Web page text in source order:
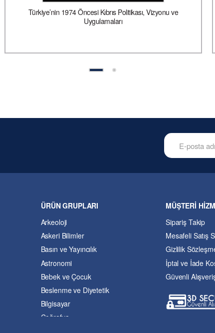
Türkiye’nin 1974 Öncesi Kıbrıs Politikası, Vizyonu ve
Uygulamaları
ÜRÜN GRUPLARI
Arkeoloji
Askeri Bilimler
Basın ve Yayıncılık
Astronomi
Bebek ve Çocuk
Beslenme ve Diyetetik
Bilgisayar
Coğrafya
MÜŞTERİ
Sipariş Takip
Mesafeli Satış
Gizlilik
İptal ve İade
Güvenli